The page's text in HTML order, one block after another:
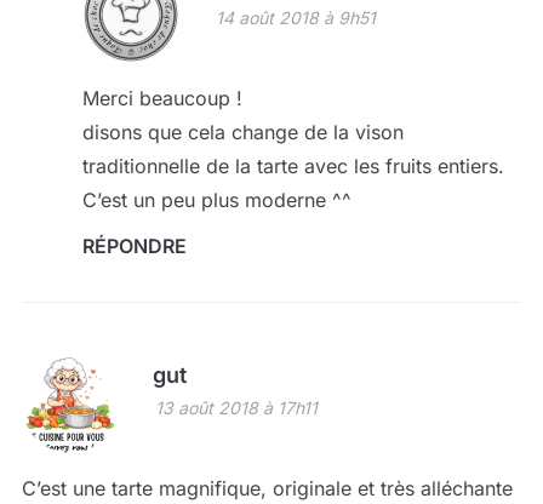
14 août 2018 à 9h51
Merci beaucoup !
disons que cela change de la vison
traditionnelle de la tarte avec les fruits entiers.
C’est un peu plus moderne ^^
RÉPONDRE
gut
13 août 2018 à 17h11
C’est une tarte magnifique, originale et très alléchante